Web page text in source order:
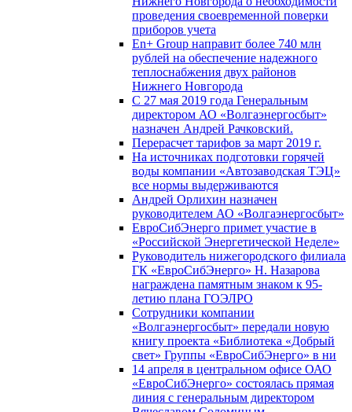
проведения своевременной поверки
приборов учета
En+ Group направит более 740 млн
рублей на обеспечение надежного
теплоснабжения двух районов
Нижнего Новгорода
С 27 мая 2019 года Генеральным
директором АО «Волгаэнергосбыт»
назначен Андрей Рачковский.
Перерасчет тарифов за март 2019 г.
На источниках подготовки горячей
воды компании «Автозаводская ТЭЦ»
все нормы выдерживаются
Андрей Орлихин назначен
руководителем АО «Волгаэнергосбыт»
ЕвроСибЭнерго примет участие в
«Российской Энергетической Неделе»
Руководитель нижегородского филиала
ГК «ЕвроСибЭнерго» Н. Назарова
награждена памятным знаком к 95-
летию плана ГОЭЛРО
Сотрудники компании
«Волгаэнергосбыт» передали новую
книгу проекта «Библиотека «Добрый
свет» Группы «ЕвроСибЭнерго» в ни
14 апреля в центральном офисе ОАО
«ЕвроСибЭнерго» состоялась прямая
линия с генеральным директором